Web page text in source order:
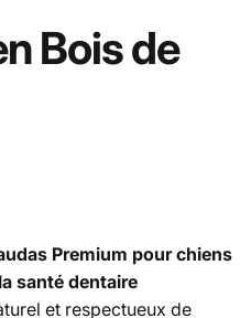
Boisde
Premium pour chiens
santé dentaire
et respectueux de